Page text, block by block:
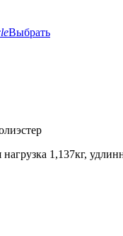
Выбрать
нагрузка 1,137кг,